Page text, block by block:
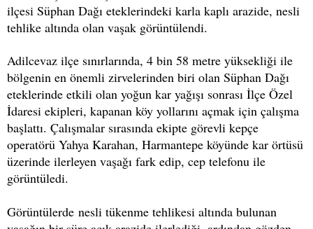
ilçesi Süphan Dağı eteklerindeki karla kaplı arazide, nesli
tehlike altında olan vaşak görüntülendi.
Adilcevaz ilçe sınırlarında, 4 bin 58 metre yüksekliği ile
bölgenin en önemli zirvelerinden biri olan Süphan Dağı
eteklerinde etkili olan yoğun kar yağışı sonrası İlçe Özel
İdaresi ekipleri, kapanan köy yollarını açmak için çalışma
başlattı. Çalışmalar sırasında ekipte görevli kepçe
operatörü Yahya Karahan, Harmantepe köyünde kar örtüsü
üzerinde ilerleyen vaşağı fark edip, cep telefonu ile
görüntüledi.
Görüntülerde nesli tükenme tehlikesi altında bulunan